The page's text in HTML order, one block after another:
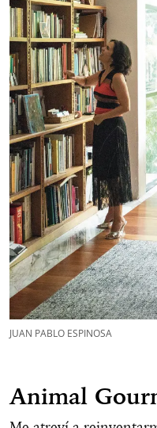
JUAN PABLO ESPINOSA
Animal